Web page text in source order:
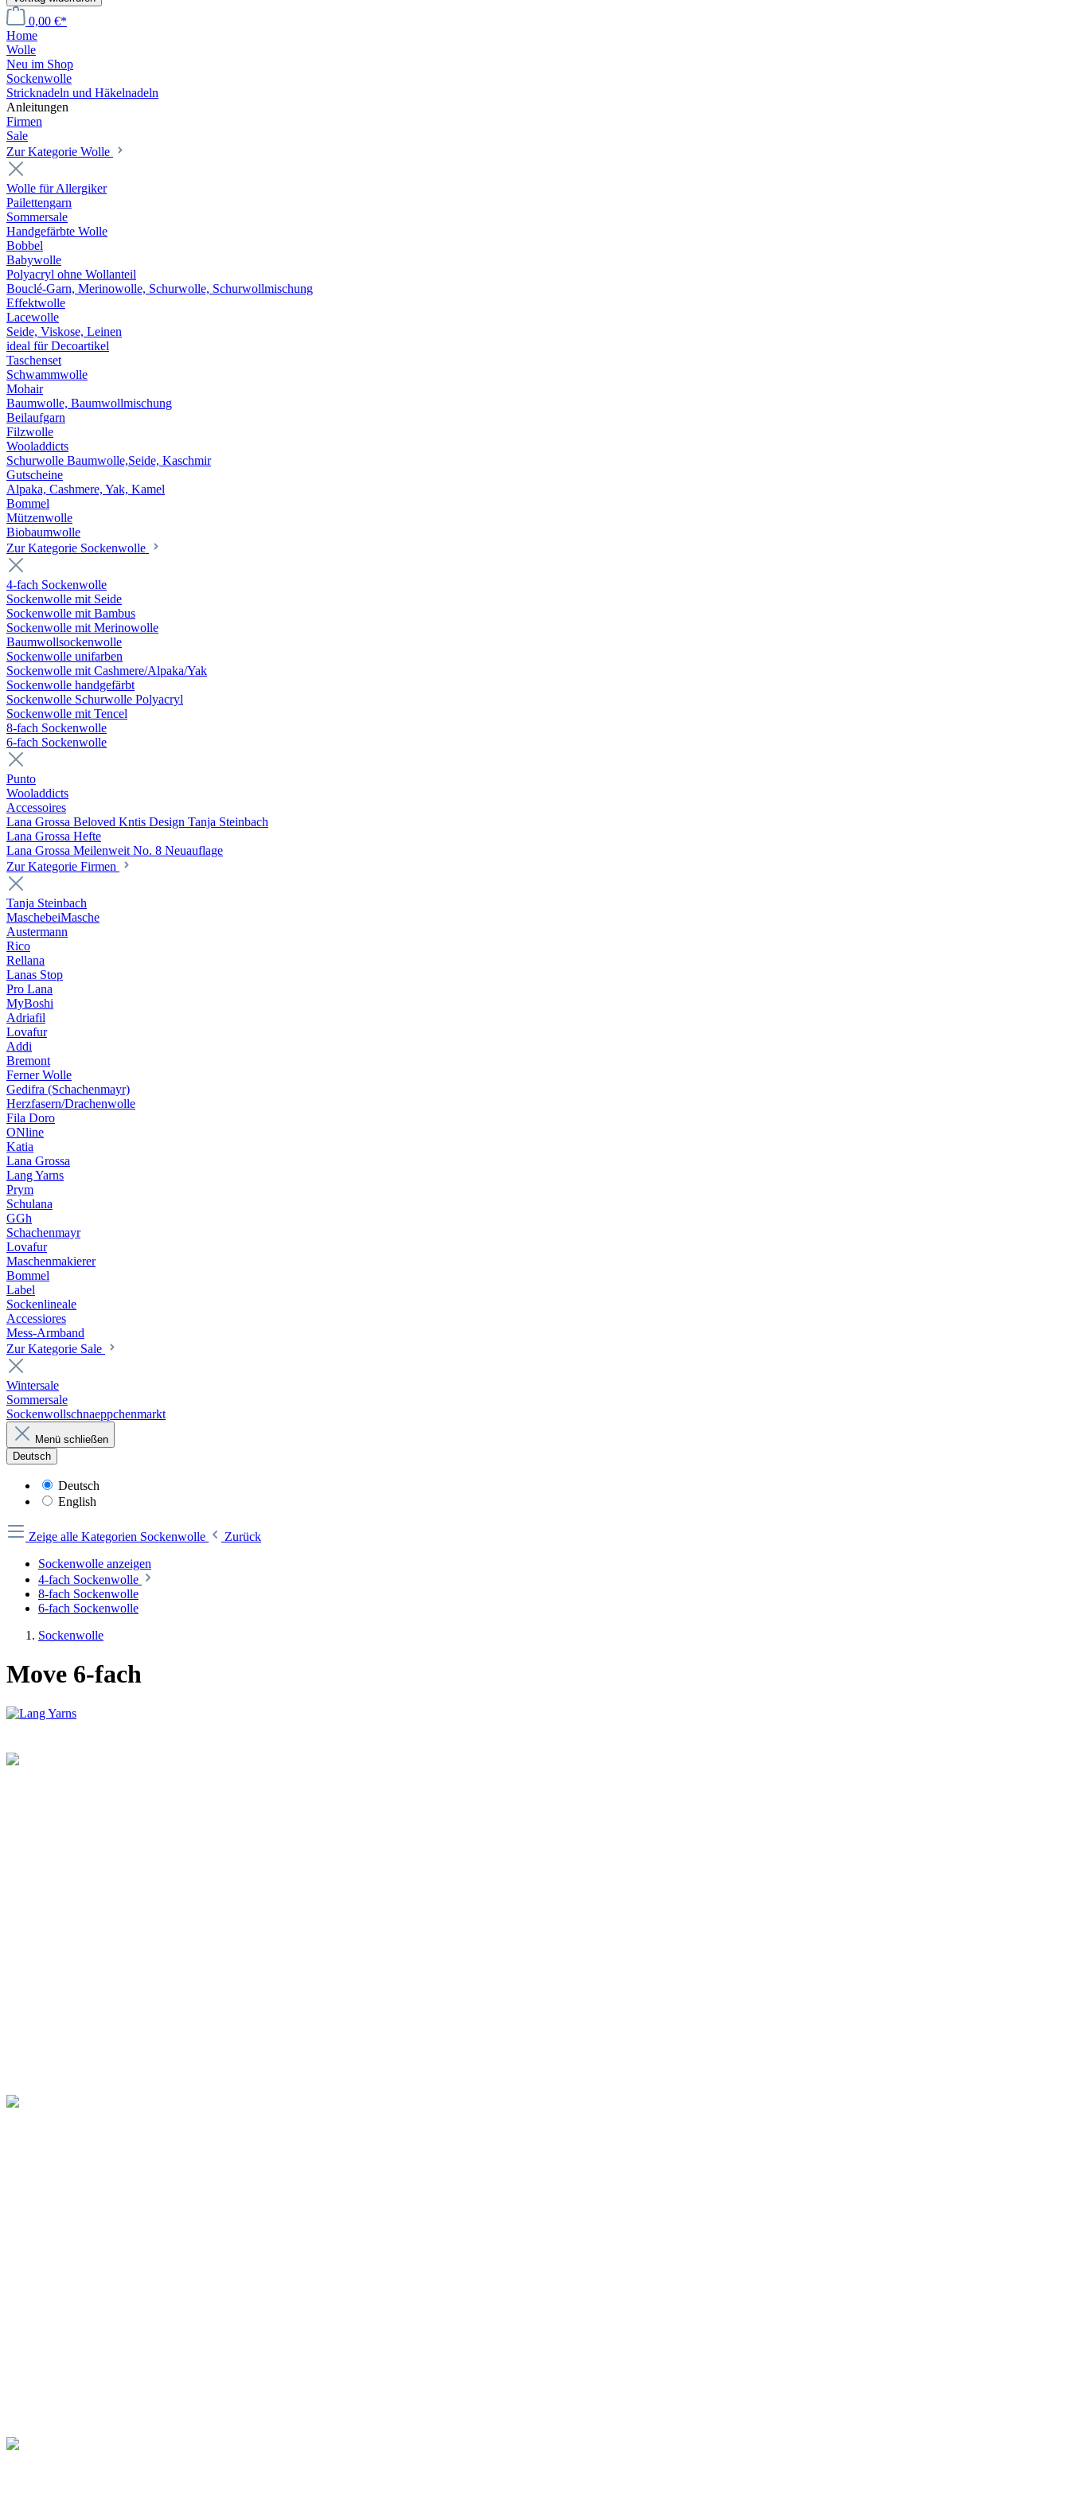
0,00 €*
Home
Wolle
Neu im Shop
Sockenwolle
Stricknadeln und Häkelnadeln
Anleitungen
Firmen
Sale
Zur Kategorie Wolle
Wolle für Allergiker
Pailettengarn
Sommersale
Handgefärbte Wolle
Bobbel
Babywolle
Polyacryl ohne Wollanteil
Bouclé-Garn, Merinowolle, Schurwolle, Schurwollmischung
Effektwolle
Lacewolle
Seide, Viskose, Leinen
ideal für Decoartikel
Taschenset
Schwammwolle
Mohair
Baumwolle, Baumwollmischung
Beilaufgarn
Filzwolle
Wooladdicts
Schurwolle Baumwolle,Seide, Kaschmir
Gutscheine
Alpaka, Cashmere, Yak, Kamel
Bommel
Mützenwolle
Biobaumwolle
Zur Kategorie Sockenwolle
4-fach Sockenwolle
Sockenwolle mit Seide
Sockenwolle mit Bambus
Sockenwolle mit Merinowolle
Baumwollsockenwolle
Sockenwolle unifarben
Sockenwolle mit Cashmere/Alpaka/Yak
Sockenwolle handgefärbt
Sockenwolle Schurwolle Polyacryl
Sockenwolle mit Tencel
8-fach Sockenwolle
6-fach Sockenwolle
Punto
Wooladdicts
Accessoires
Lana Grossa Beloved Kntis Design Tanja Steinbach
Lana Grossa Hefte
Lana Grossa Meilenweit No. 8 Neuauflage
Zur Kategorie Firmen
Tanja Steinbach
MaschebeiMasche
Austermann
Rico
Rellana
Lanas Stop
Pro Lana
MyBoshi
Adriafil
Lovafur
Addi
Bremont
Ferner Wolle
Gedifra (Schachenmayr)
Herzfasern/Drachenwolle
Fila Doro
ONline
Katia
Lana Grossa
Lang Yarns
Prym
Schulana
GGh
Schachenmayr
Lovafur
Maschenmakierer
Bommel
Label
Sockenlineale
Accessiores
Mess-Armband
Zur Kategorie Sale
Wintersale
Sommersale
Sockenwollschnaeppchenmarkt
Menü schließen
Deutsch
Deutsch
English
Zeige alle Kategorien Sockenwolle
Zurück
Sockenwolle anzeigen
4-fach Sockenwolle
8-fach Sockenwolle
6-fach Sockenwolle
Sockenwolle
Move 6-fach